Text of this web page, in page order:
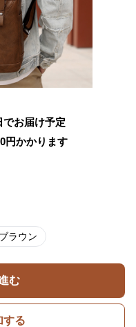
でお届け予定
円かかります
ブラウン
む
する